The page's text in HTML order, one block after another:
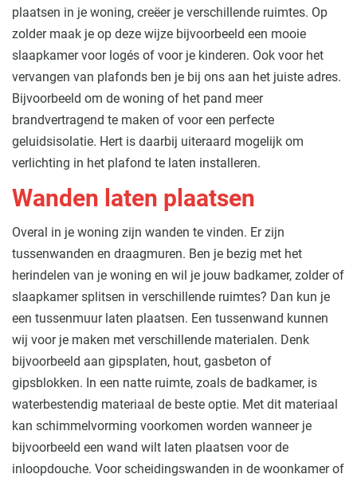
plaatsen in je woning, creëer je verschillende ruimtes. Op
zolder maak je op deze wijze bijvoorbeeld een mooie
slaapkamer voor logés of voor je kinderen. Ook voor het
vervangen van plafonds ben je bij ons aan het juiste adres.
Bijvoorbeeld om de woning of het pand meer
brandvertragend te maken of voor een perfecte
geluidsisolatie. Hert is daarbij uiteraard mogelijk om
verlichting in het plafond te laten installeren.
Wanden laten plaatsen
Overal in je woning zijn wanden te vinden. Er zijn
tussenwanden en draagmuren. Ben je bezig met het
herindelen van je woning en wil je jouw badkamer, zolder of
slaapkamer splitsen in verschillende ruimtes? Dan kun je
een tussenmuur laten plaatsen. Een tussenwand kunnen
wij voor je maken met verschillende materialen. Denk
bijvoorbeeld aan gipsplaten, hout, gasbeton of
gipsblokken. In een natte ruimte, zoals de badkamer, is
waterbestendig materiaal de beste optie. Met dit materiaal
kan schimmelvorming voorkomen worden wanneer je
bijvoorbeeld een wand wilt laten plaatsen voor de
inloopdouche. Voor scheidingswanden in de woonkamer of